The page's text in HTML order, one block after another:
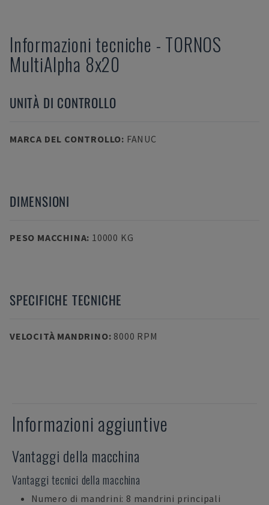
Informazioni tecniche - TORNOS
MultiAlpha 8x20
UNITÀ DI CONTROLLO
MARCA DEL CONTROLLO: FANUC
DIMENSIONI
PESO MACCHINA: 10000 KG
SPECIFICHE TECNICHE
VELOCITÀ MANDRINO: 8000 RPM
Informazioni aggiuntive
Vantaggi della macchina
Vantaggi tecnici della macchina
Numero di mandrini: 8 mandrini principali